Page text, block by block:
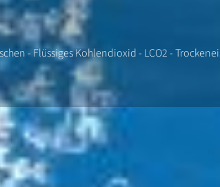
- Flüssiges Kohlendioxid - LCO2 -